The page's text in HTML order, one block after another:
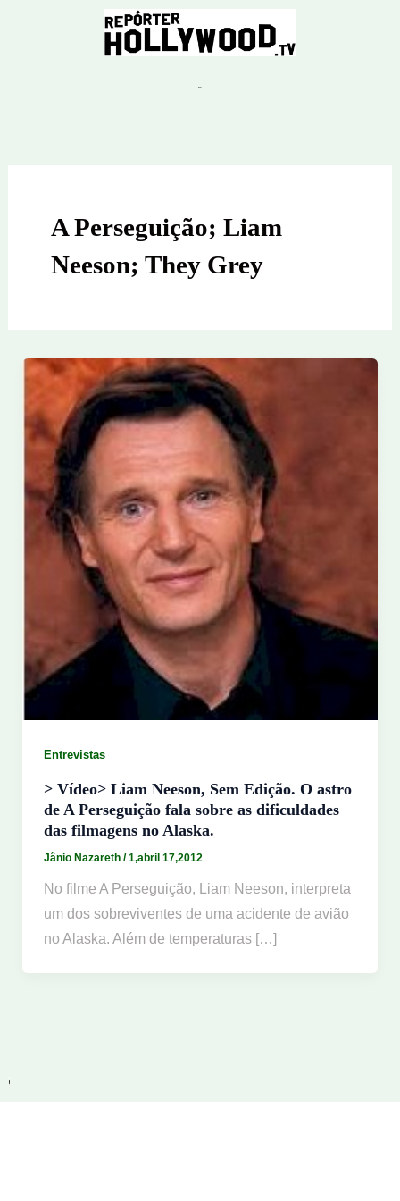
A Perseguição; Liam
Neeson; They Grey
Entrevistas
> Vídeo> Liam Neeson, Sem Edição. O astro
de A Perseguição fala sobre as dificuldades
das filmagens no Alaska.
Jânio Nazareth /1,abril 17,2012
No filme A Perseguição, Liam Neeson, interpreta
um dos sobreviventes de uma acidente de avião
no Alaska. Além de temperaturas […]